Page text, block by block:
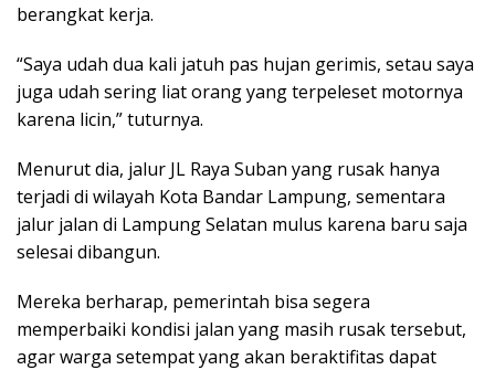
berangkat kerja.
“Saya udah dua kali jatuh pas hujan gerimis, setau saya
juga udah sering liat orang yang terpeleset motornya
karena licin,” tuturnya.
Menurut dia, jalur JL Raya Suban yang rusak hanya
terjadi di wilayah Kota Bandar Lampung, sementara
jalur jalan di Lampung Selatan mulus karena baru saja
selesai dibangun.
Mereka berharap, pemerintah bisa segera
memperbaiki kondisi jalan yang masih rusak tersebut,
agar warga setempat yang akan beraktifitas dapat